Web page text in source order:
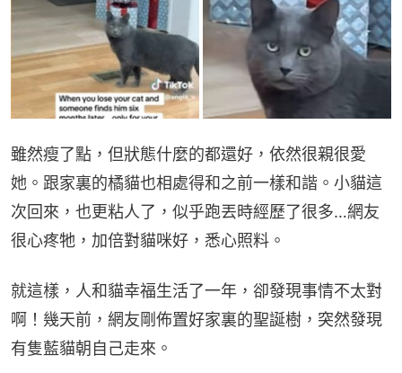
雖然瘦了點，但狀態什麼的都還好，依然很親很愛
她。跟家裏的橘貓也相處得和之前一樣和諧。小貓這
次回來，也更粘人了，似乎跑丟時經歷了很多…網友
很心疼牠，加倍對貓咪好，悉心照料。
就這樣，人和貓幸福生活了一年，卻發現事情不太對
啊！幾天前，網友剛佈置好家裏的聖誕樹，突然發現
有隻藍貓朝自己走來。